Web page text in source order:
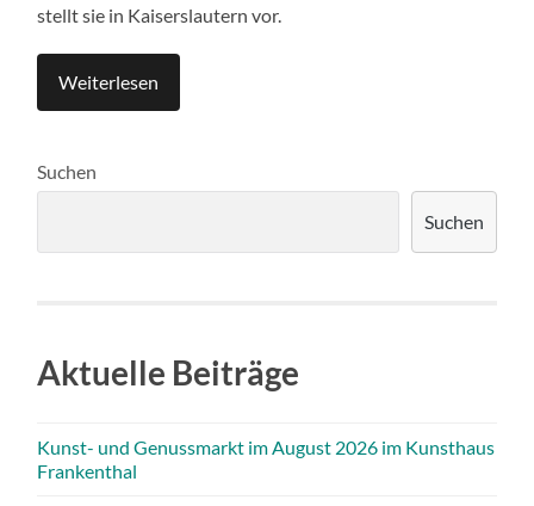
stellt sie in Kaiserslautern vor.
Weiterlesen
Suchen
Suchen
Aktuelle Beiträge
Kunst- und Genussmarkt im August 2026 im Kunsthaus
Frankenthal